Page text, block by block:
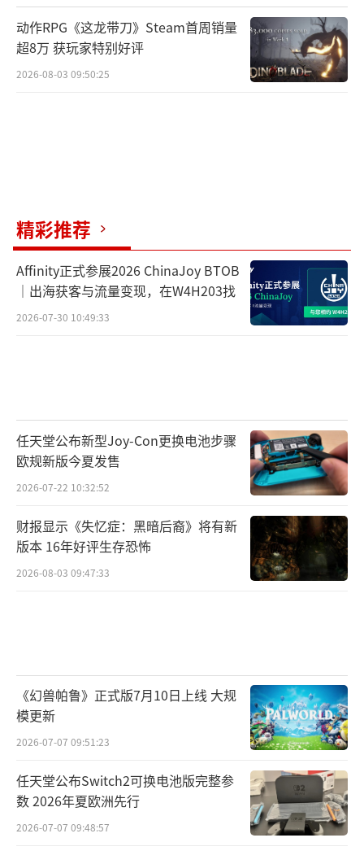
和性能上的双高体验。
VG272U W自带2HDMI(2.0)+1DP(1.4)+SP
K+Audio out插口、可调节高度以及壁挂技
术，满足玩家多样化的个性需求。这样一款堪
称“电竞利器”的旗舰显示器在双十一期间仅
除了直屏显示器，宏碁双十一也为偏爱曲
面屏的玩家准备了 ED273U P，1500R超大曲率
更符合人眼的生理构造，让玩家在使用时会更
具沉浸感，采用2K 27英寸的VA面板，能够调校
出更好电竞性能，通过DP接口可实现最高165H
z的刷新率，同时拥有1ms（VRB）的快速响应
动作RPG《这龙带刀》Steam首周销量
超8万 获玩家特别好评
2026-08-03 09:50:25
精彩推荐
Affinity正式参展2026 ChinaJoy BTOB
｜出海获客与流量变现，在W4H203找
2026-07-30 10:49:33
任天堂公布新型Joy-Con更换电池步骤
欧规新版今夏发售
2026-07-22 10:32:52
财报显示《失忆症：黑暗后裔》将有新
版本 16年好评生存恐怖
2026-08-03 09:47:33
《幻兽帕鲁》正式版7月10日上线 大规
模更新
2026-07-07 09:51:23
任天堂公布Switch2可换电池版完整参
数 2026年夏欧洲先行
2026-07-07 09:48:57